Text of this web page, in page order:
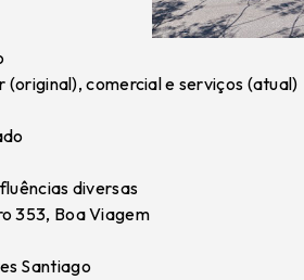
(original), comercial e serviços (atual)
diversas
353, Boa Viagem
Santiago